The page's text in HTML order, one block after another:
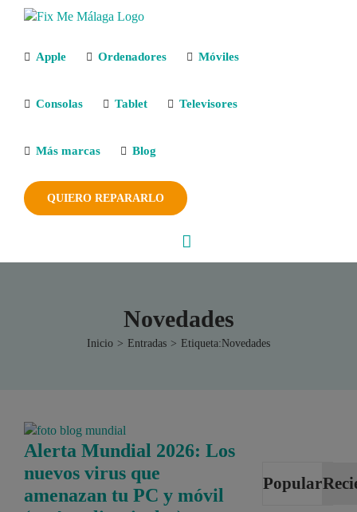
Saltar
Apple Ordenadores Móviles
Consolas Tablet Televisores
Más marcas Blog
QUIERO REPARARLO
Novedades
Inicio Entradas Etiqueta:Novedades
Alerta Mundial 2026: Los
nuevos virus que
amenazan tu PC y móvil
Popular